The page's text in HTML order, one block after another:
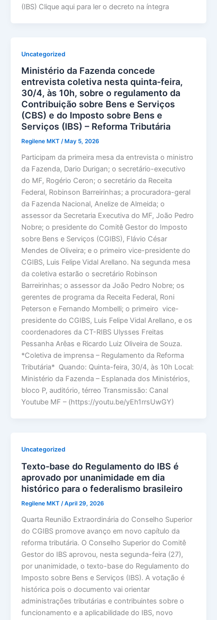
(IBS) Clique aqui para ler o decreto na íntegra
Uncategorized
Ministério da Fazenda concede
entrevista coletiva nesta quinta-feira,
30/4, às 10h, sobre o regulamento da
Contribuição sobre Bens e Serviços
(CBS) e do Imposto sobre Bens e
Serviços (IBS) – Reforma Tributária
Regilene MKT/ May 5, 2026
Participam da primeira mesa da entrevista o ministro
da Fazenda, Dario Durigan; o secretário-executivo
do MF, Rogério Ceron; o secretário da Receita
Federal, Robinson Barreirinhas; a procuradora-geral
da Fazenda Nacional, Anelize de Almeida; o
assessor da Secretaria Executiva do MF, João Pedro
Nobre; o presidente do Comitê Gestor do Imposto
sobre Bens e Serviços (CGIBS), Flávio César
Mendes de Oliveira; e o primeiro vice-presidente do
CGIBS, Luis Felipe Vidal Arellano. Na segunda mesa
da coletiva estarão o secretário Robinson
Barreirinhas; o assessor da João Pedro Nobre; os
gerentes de programa da Receita Federal, Roni
Peterson e Fernando Mombelli; o primeiro vice-
presidente do CGIBS, Luis Felipe Vidal Arellano, e os
coordenadores da CT-RIBS Ulysses Freitas
Pessanha Arêas e Ricardo Luiz Oliveira de Souza.
*Coletiva de imprensa – Regulamento da Reforma
Tributária* Quando: Quinta-feira, 30/4, às 10h Local:
Ministério da Fazenda – Esplanada dos Ministérios,
bloco P, auditório, térreo Transmissão: Canal
Youtube MF – (https://youtu.be/yEh1rrsUwGY)
Uncategorized
Texto-base do Regulamento do IBS é
aprovado por unanimidade em dia
histórico para o federalismo brasileiro
Regilene MKT /April 29, 2026
Quarta Reunião Extraordinária do Conselho Superior
do CGIBS promove avanço em novo capítulo da
reforma tributária. O Conselho Superior do Comitê
Gestor do IBS aprovou, nesta segunda-feira (27),
por unanimidade, o texto-base do Regulamento do
Imposto sobre Bens e Serviços (IBS). A votação é
histórica pois o documento vai orientar
administrações tributárias e contribuintes sobre o
funcionamento e a aplicabilidade do IBS, novo